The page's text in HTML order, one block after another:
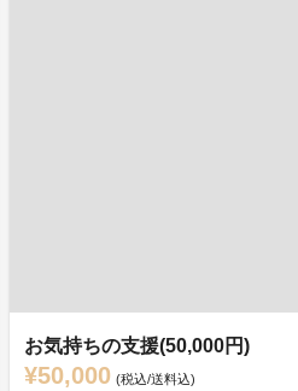
お気持ちの支援(50,000円)
¥50,000 (税込/送料込)